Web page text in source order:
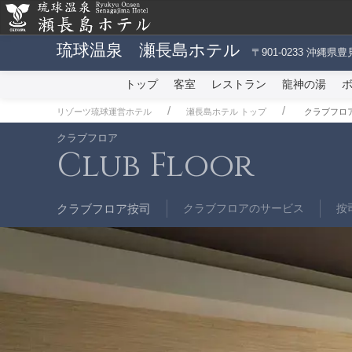
琉球温泉 瀬長島ホテル 〒901-0233 沖縄県豊
トップ 客室 レストラン 龍神の湯
リゾーツ琉球運営ホテル 瀬長島ホテル トップ クラブフロ
クラブフロア
Club Floor
クラブフロア按司 クラブフロアのサービス 按